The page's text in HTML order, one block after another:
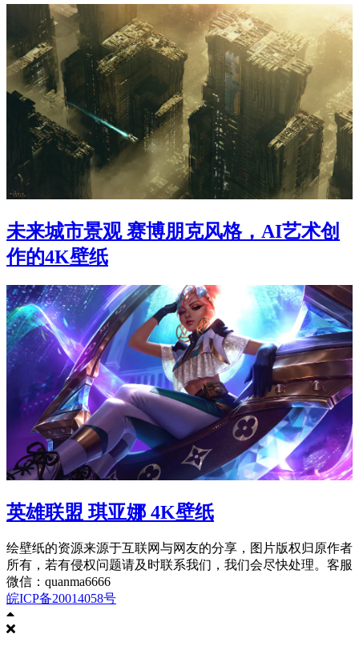
未来城市景观 赛博朋克风格，AI艺术创
作的4K壁纸
英雄联盟 琪亚娜 4K壁纸
绘壁纸的资源来源于互联网与网友的分享，图片版权归原作者
所有，若有侵权问题请及时联系我们，我们会尽快处理。客服
微信：quanma6666
皖ICP备20014058号